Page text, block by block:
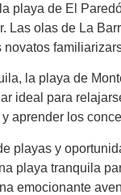
playa de El
Las olas de La
la playa de
ideal para
aprender los
playas y
playa tranquila
emocionante